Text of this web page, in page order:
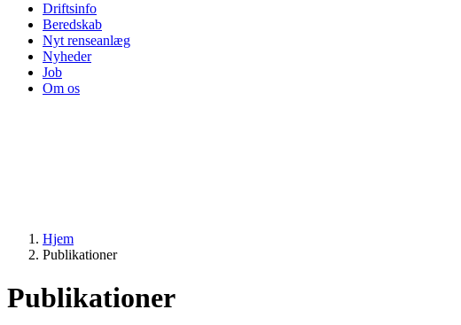
Driftsinfo
Beredskab
Nyt renseanlæg
Nyheder
Job
Om os
Hjem
Publikationer
Publikationer